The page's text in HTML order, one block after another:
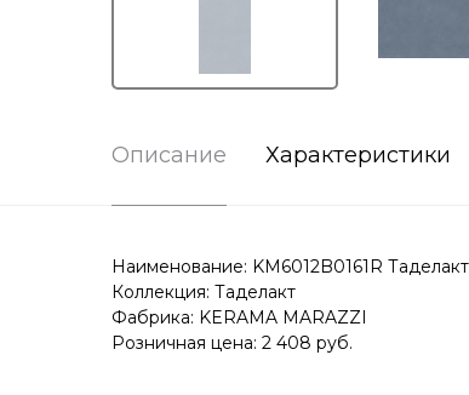
Описание Характеристики
Наименование: KM6012B0161R
Коллекция: Таделакт
Фабрика: KERAMA MARAZZI
Розничная цена: 2 408 руб.